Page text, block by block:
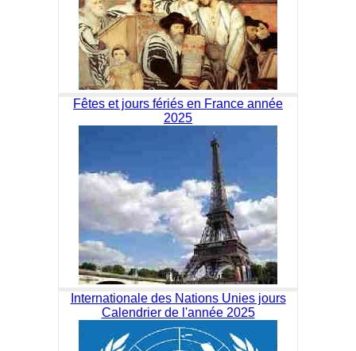
Fêtes et jours fériés en France année
2025
Internationale des Nations Unies jours
Calendrier de l'année 2025